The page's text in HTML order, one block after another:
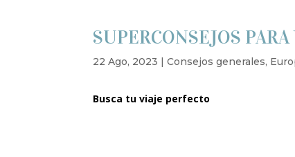
SUPERCONSEJOS
22 Ago, 2023 |Consejos generales,
Busca tu viaje perfecto